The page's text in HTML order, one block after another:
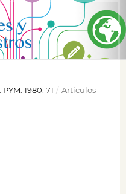
PYM. 1980. 71 / Artículos